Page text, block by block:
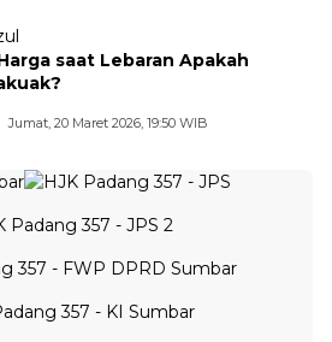
saat Lebaran Apakah
Jumat, 20 Maret 2026, 19:50 WIB